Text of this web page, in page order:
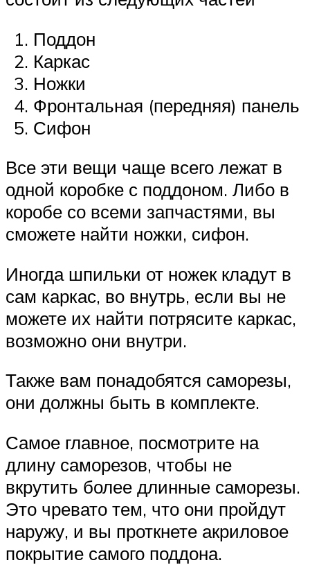
Поддон
Каркас
Ножки
Фронтальная (передняя) панель
Сифон
Все эти вещи чаще всего лежат в
одной коробке с поддоном. Либо в
коробе со всеми запчастями, вы
сможете найти ножки, сифон.
Иногда шпильки от ножек кладут в
сам каркас, во внутрь, если вы не
можете их найти потрясите каркас,
возможно они внутри.
Также вам понадобятся саморезы,
они должны быть в комплекте.
Самое главное, посмотрите на
длину саморезов, чтобы не
вкрутить более длинные саморезы.
Это чревато тем, что они пройдут
наружу, и вы проткнете акриловое
покрытие самого поддона.